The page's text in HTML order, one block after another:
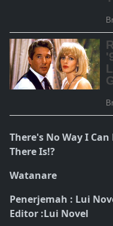
There's No Way I
There Is!?
Watanare
Penerjemah : Lui
Editor :Lui Novel